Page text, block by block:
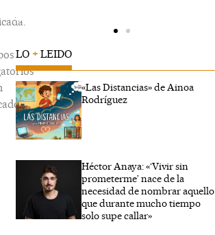
LO +LEIDO
«Las Distancias» de Ainoa
Rodríguez
Héctor Anaya: «‘Vivir sin
prometerme’ nace de la
necesidad de nombrar aquello
que durante mucho tiempo
solo supe callar»